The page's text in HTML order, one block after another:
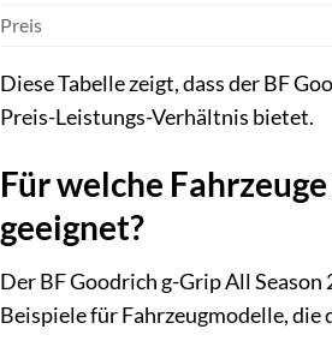
Preis
Diese Tabelle zeigt, dass der BF
Preis-Leistungs-Verhältnis bietet.
Für welche
geeignet?
Der BF Goodrich g-Grip All
Beispiele für Fahrzeugmodelle, die